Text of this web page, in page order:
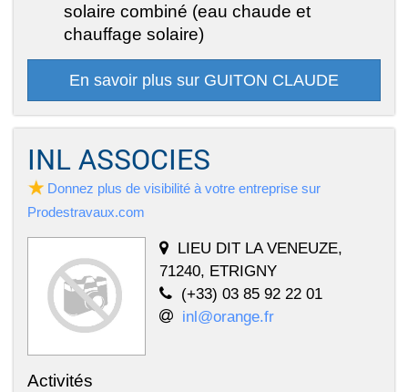
solaire combiné (eau chaude et
chauffage solaire)
En savoir plus sur GUITON CLAUDE
INL ASSOCIES
Donnez plus de visibilité à votre entreprise sur
Prodestravaux.com
LIEU DIT LA VENEUZE,
71240, ETRIGNY
(+33) 03 85 92 22 01
inl@orange.fr
Activités